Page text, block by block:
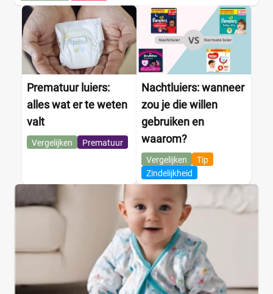
Prematuur luiers:
alles wat er te weten
valt
Vergelijken Prematuur
Nachtluiers: wanneer
zou je die willen
gebruiken en
waarom?
Vergelijken
Tip
Zindelijkheid